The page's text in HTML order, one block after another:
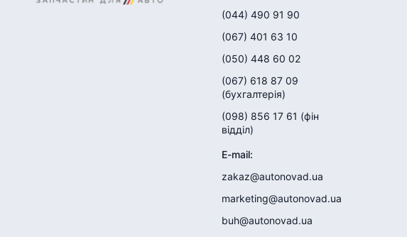
(044) 490 91 90
(067) 401 63 10
(050) 448 60 02
(067) 618 87 09
(бухгалтерія)
(098) 856 17 61 (фін
відділ)
E-mail:
zakaz@autonovad.ua
marketing@autonovad.ua
buh@autonovad.ua